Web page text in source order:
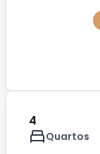
4
Quartos